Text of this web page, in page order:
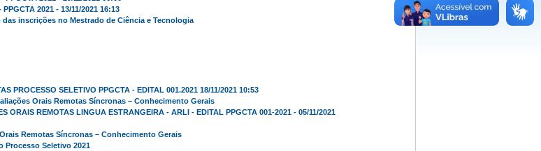
2021 - 13/11/2021 16:13
inscrições no Mestrado de Ciência e Tecnologia
PROCESSO SELETIVO PPGCTA - EDITAL 001.2021 18/11/2021 10:53
Orais Remotas Síncronas – Conhecimento Gerais
ORAIS REMOTAS LINGUA ESTRANGEIRA - ARLI - EDITAL PPGCTA 001-2021 - 05/11/2021
Remotas Síncronas – Conhecimento Gerais
Processo Seletivo 2021